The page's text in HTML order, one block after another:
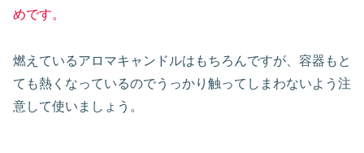
めです。
燃えているアロマキャンドルはもちろんですが、容器もと
ても熱くなっているのでうっかり触ってしまわないよう注
意して使いましょう。